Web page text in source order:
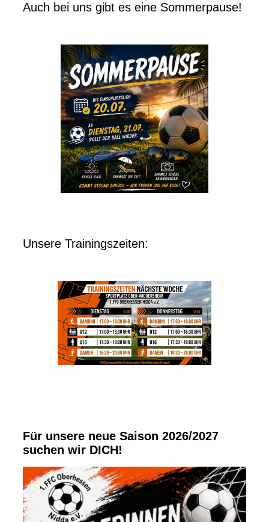
Auch bei uns gibt es eine Sommerpause!
Unsere Trainingszeiten:
Für unsere neue Saison 2026/2027
suchen wir DICH!